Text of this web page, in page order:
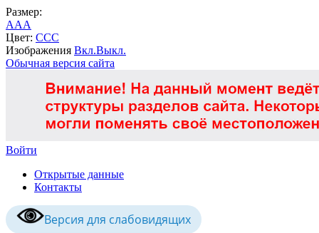
Размер:
AAA
Цвет: CCC
Изображения Вкл.Выкл.
Обычная версия сайта
Войти
Открытые данные
Контакты
Версия для слабовидящих